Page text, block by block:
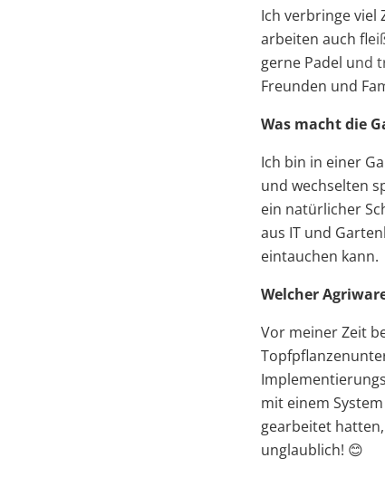
Ich verbringe viel
arbeiten auch
gerne Padel und
Freunden und
Was macht die
Ich bin in einer
und wechselten
ein natürlicher
aus IT und
eintauchen kann.
Welcher
Vor meiner Zeit
mit einem
gearbeitet
unglaublich! 😊